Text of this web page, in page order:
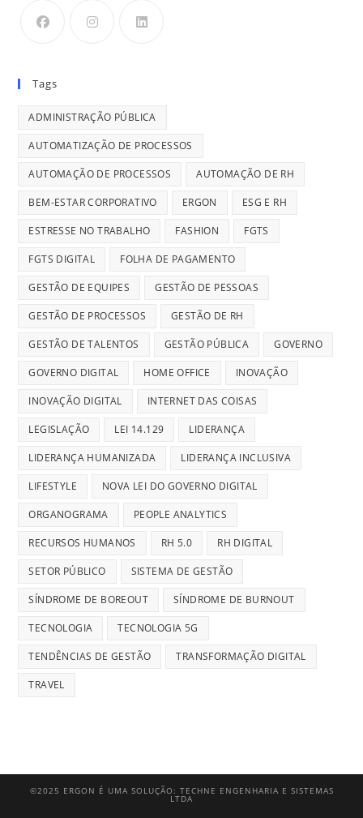
Tags
ADMINISTRAÇÃO PÚBLICA
AUTOMATIZAÇÃO DE PROCESSOS
AUTOMAÇÃO DE PROCESSOS AUTOMAÇÃO DE RH
BEM-ESTAR CORPORATIVO ERGON ESG E RH
ESTRESSE NO TRABALHO FASHION FGTS
FGTS DIGITAL FOLHA DE PAGAMENTO
GESTÃO DE EQUIPES GESTÃO DE PESSOAS
GESTÃO DE PROCESSOS GESTÃO DE RH
GESTÃO DE TALENTOS GESTÃO PÚBLICA GOVERNO
GOVERNO DIGITAL HOME OFFICE INOVAÇÃO
INOVAÇÃO DIGITAL INTERNET DAS COISAS
LEGISLAÇÃO LEI 14.129 LIDERANÇA
LIDERANÇA HUMANIZADA LIDERANÇA INCLUSIVA
LIFESTYLE NOVA LEI DO GOVERNO DIGITAL
ORGANOGRAMA PEOPLE ANALYTICS
RECURSOS HUMANOS RH 5.0 RH DIGITAL
SETOR PÚBLICO SISTEMA DE GESTÃO
SÍNDROME DE BOREOUT SÍNDROME DE BURNOUT
TECNOLOGIA TECNOLOGIA 5G
TENDÊNCIAS DE GESTÃO TRANSFORMAÇÃO DIGITAL
TRAVEL
©2025 ERGON É UMA SOLUÇÃO: TECHNE ENGENHARIA E SISTEMAS
LTDA